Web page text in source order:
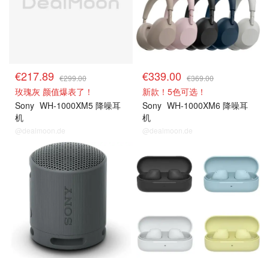
€217.89 €299.00
玫瑰灰 颜值爆表了！
Sony WH-1000XM5 降噪耳
机
@dealmoon.de
€339.00 €369.00
新款！5色可选！
Sony WH-1000XM6 降噪耳
机
@dealmoon.de